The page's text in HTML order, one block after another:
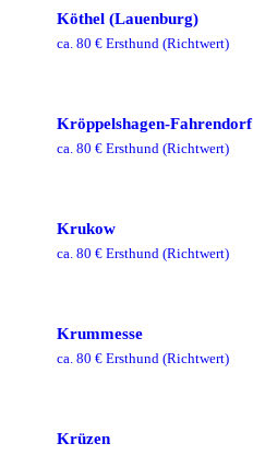
Köthel (Lauenburg)
ca. 80 € Ersthund (Richtwert)
Kröppelshagen-Fahrendorf
ca. 80 € Ersthund (Richtwert)
Krukow
ca. 80 € Ersthund (Richtwert)
Krummesse
ca. 80 € Ersthund (Richtwert)
Krüzen